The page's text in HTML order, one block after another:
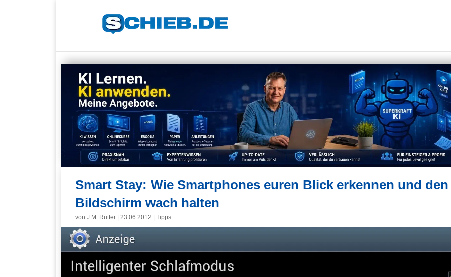
Smart Stay: Wie Smartphones euren Blick erkennen und den
Bildschirm wach halten
von J.M. Rütter 23.06.2012 Tipps